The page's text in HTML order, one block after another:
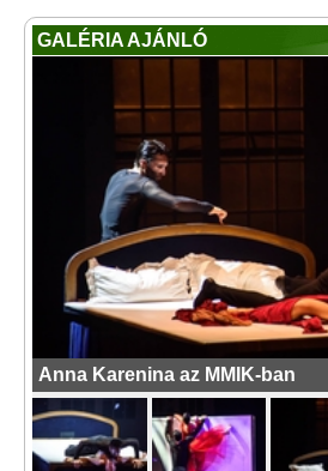
GALÉRIA AJÁNLÓ
Anna Karenina az MMIK-ban